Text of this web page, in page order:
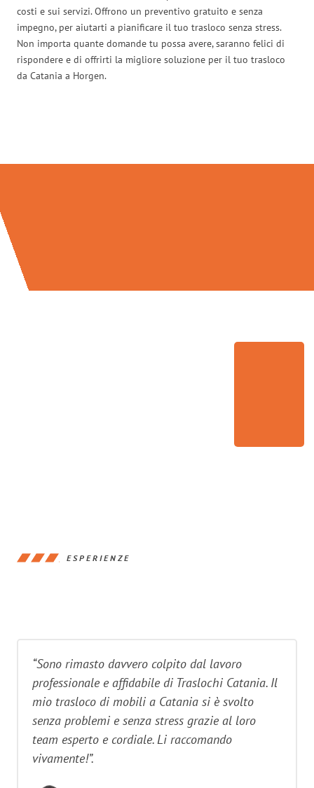
costi e sui servizi. Offrono un preventivo gratuito e senza
impegno, per aiutarti a pianificare il tuo trasloco senza stress.
Non importa quante domande tu possa avere, saranno felici di
rispondere e di offrirti la migliore soluzione per il tuo trasloco
da Catania a Horgen.
ESPERIENZE
“Sono rimasto davvero colpito dal lavoro
professionale e affidabile di Traslochi Catania. Il
mio trasloco di mobili a Catania si è svolto
senza problemi e senza stress grazie al loro
team esperto e cordiale. Li raccomando
vivamente!”.